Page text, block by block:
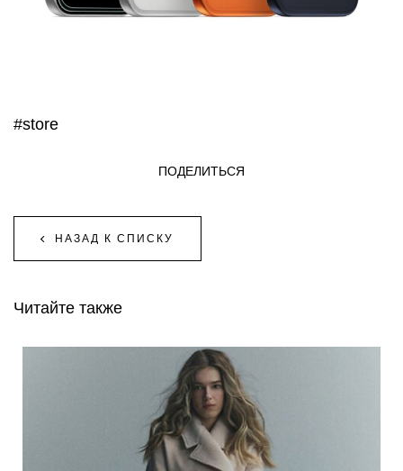
#store
НАЗАД К СПИСКУ
ПОДЕЛИТЬСЯ
Читайте также